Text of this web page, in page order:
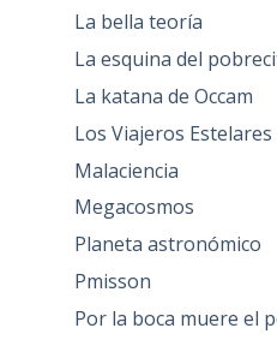
La bella teoría
La esquina del
La katana de Occam
Los Viajeros Estelares
Malaciencia
Megacosmos
Planeta astronómico
Pmisson
Por la boca muere el